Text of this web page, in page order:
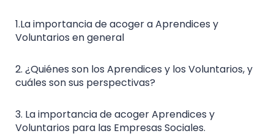
1.La importancia de acoger a Aprendices y
Voluntarios en general
2. ¿Quiénes son los Aprendices y los Voluntarios, y
cuáles son sus perspectivas?
3. La importancia de acoger Aprendices y
Voluntarios para las Empresas Sociales.